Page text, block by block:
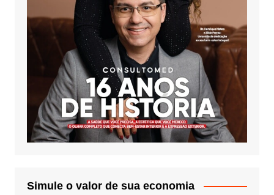
Simule o valor de sua economia